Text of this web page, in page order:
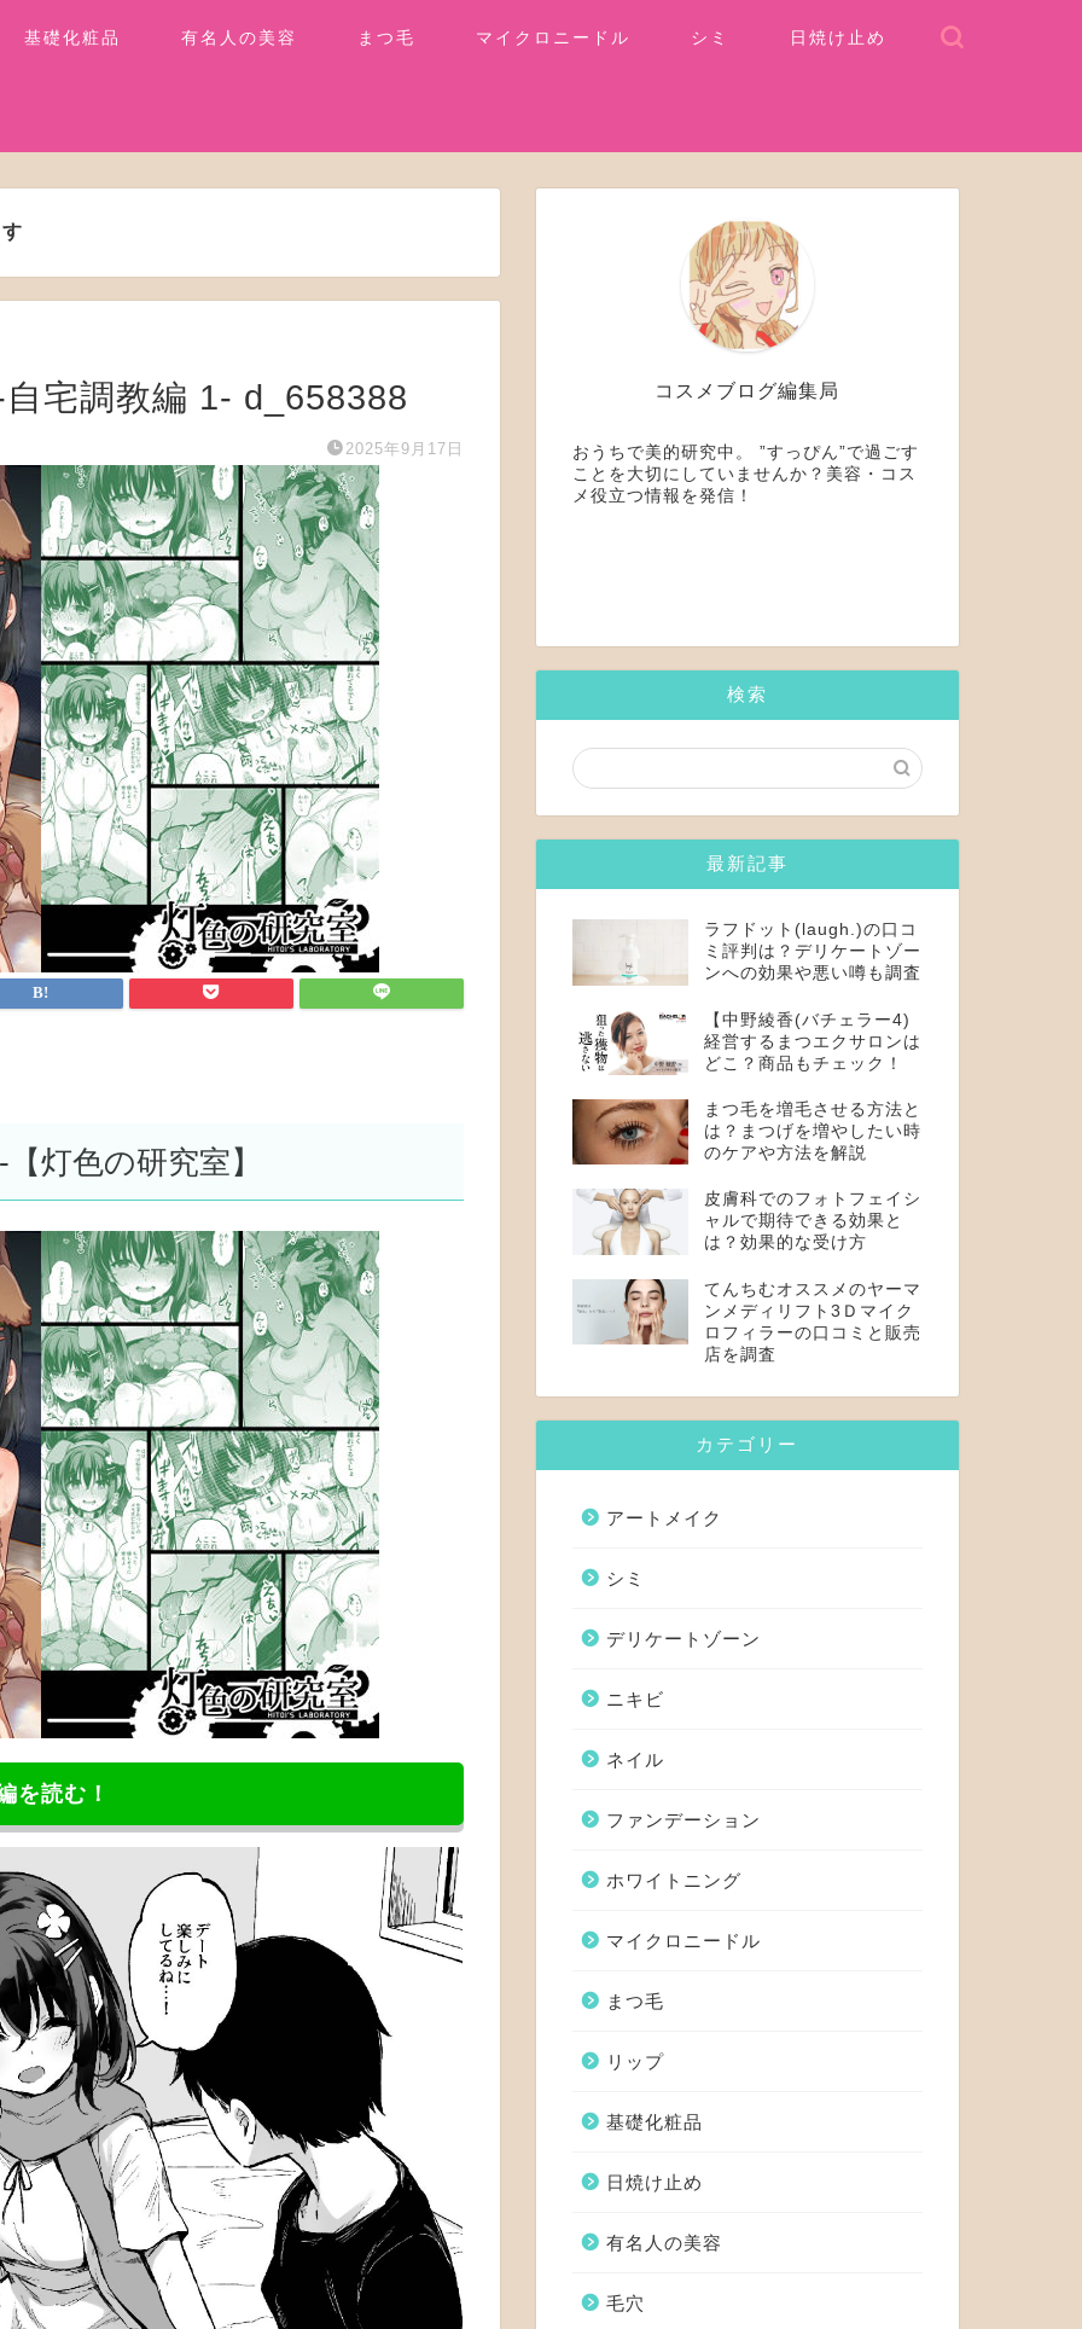
基礎化粧品 有名人の美容 まつ毛 マイクロニードル シミ 日焼け止め
宅調教編 1- d_658388
2025年9月17日
灯色の研究室】
を読む！
コスメブログ編集局
おうちで美的研究中。 ”すっぴん”で過ごす
ことを大切にしていませんか？美容・コス
メ役立つ情報を発信！
検索
最新記事
ラフドット(laugh.)の口コ
ミ評判は？デリケートゾー
ンへの効果や悪い噂も調査
【中野綾香(バチェラー4)
経営するまつエクサロンは
どこ？商品もチェック！
まつ毛を増毛させる方法と
は？まつげを増やしたい時
のケアや方法を解説
皮膚科でのフォトフェイシ
ャルで期待できる効果と
は？効果的な受け方
てんちむオススメのヤーマ
ンメディリフト3Ｄマイク
ロフィラーの口コミと販売
店を調査
カテゴリー
アートメイク
シミ
デリケートゾーン
ニキビ
ネイル
ファンデーション
ホワイトニング
マイクロニードル
まつ毛
リップ
基礎化粧品
日焼け止め
有名人の美容
毛穴